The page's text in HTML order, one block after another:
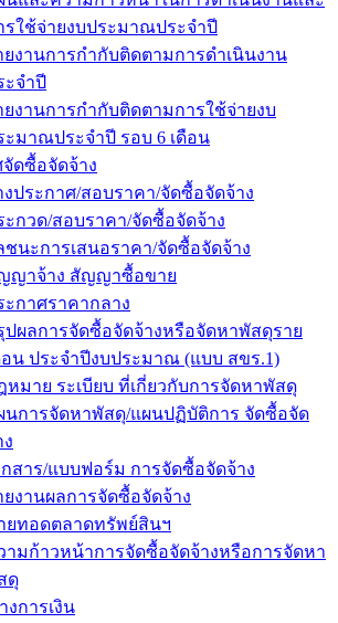
รใช้จ่ายงบประมาณประจำปี
ยงานการกำกับติดตามการดำเนินงาน
ะจำปี
ยงานการกำกับติดตามการใช้จ่ายงบ
ะมาณประจำปี รอบ 6 เดือน
ดซื้อจัดจ้าง
งประกาศ/สอบราคา/จัดซื้อจัดจ้าง
ะกวด/สอบราคา/จัดซื้อจัดจ้าง
ชนะการเสนอราคา/จัดซื้อจัดจ้าง
ญาจ้าง สัญญาซื้อขาย
ะกาศราคากลาง
ปผลการจัดซื้อจัดจ้างหรือจัดหาพัสดุราย
อน ประจำปีงบประมาณ (แบบ สขร.1)
หมาย ระเบียบ ที่เกี่ยวกับการจัดหาพัสดุ
นการจัดหาพัสดุ/แผนปฏิบัติการ จัดซื้อจัด
ง
กสาร/แบบฟอร์ม การจัดซื้อจัดจ้าง
ยงานผลการจัดซื้อจัดจ้าง
ยทอดตลาดทรัพย์สินฯ
ามก้าวหน้าการจัดซื้อจัดจ้างหรือการจัดหา
ดุ
การเงิน